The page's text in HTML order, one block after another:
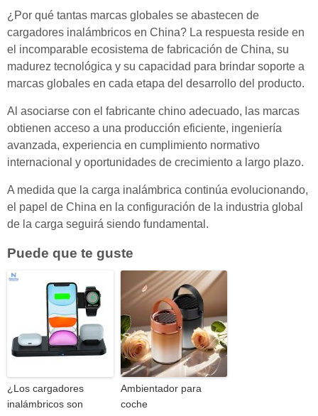
¿Por qué tantas marcas globales se abastecen de
cargadores inalámbricos en China? La respuesta reside en
el incomparable ecosistema de fabricación de China, su
madurez tecnológica y su capacidad para brindar soporte a
marcas globales en cada etapa del desarrollo del producto.
Al asociarse con el fabricante chino adecuado, las marcas
obtienen acceso a una producción eficiente, ingeniería
avanzada, experiencia en cumplimiento normativo
internacional y oportunidades de crecimiento a largo plazo.
A medida que la carga inalámbrica continúa evolucionando,
el papel de China en la configuración de la industria global
de la carga seguirá siendo fundamental.
Puede que te guste
¿Los cargadores
inalámbricos son
Ambientador para
coche